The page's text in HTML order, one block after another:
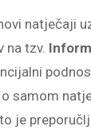
natječaji
na tzv.
samom
je